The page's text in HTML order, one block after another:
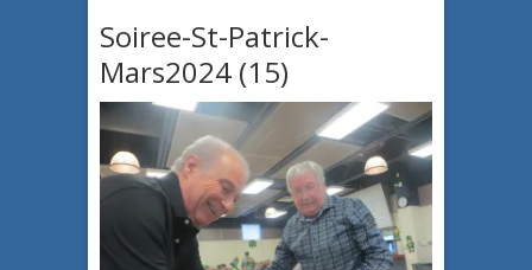
Soiree-St-Patrick-
Mars2024 (15)